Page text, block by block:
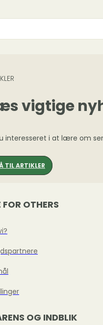
vigtige
interesseret i at lære om
TIL ARTIKLER
OTHERS
OG INDBLIK